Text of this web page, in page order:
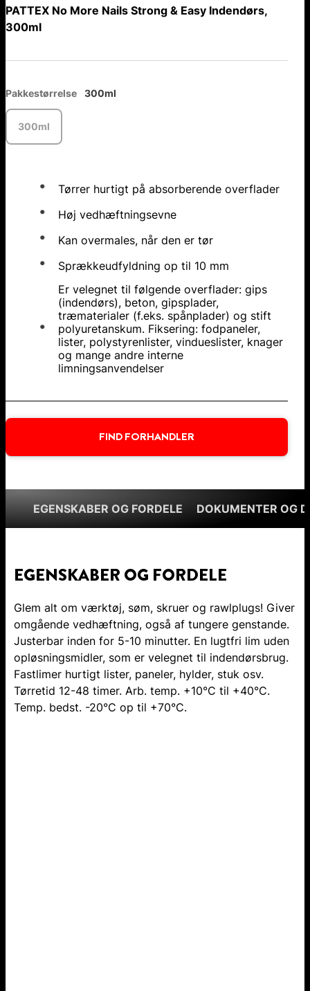
PATTEX No More Nails Strong & Easy Indendørs,
300ml
Pakkestørrelse 300ml
300ml
Tørrer hurtigt på absorberende overflader
Høj vedhæftningsevne
Kan overmales, når den er tør
Sprækkeudfyldning op til 10 mm
Er velegnet til følgende overflader: gips
(indendørs), beton, gipsplader,
træmaterialer (f.eks. spånplader) og stift
polyuretanskum. Fiksering: fodpaneler,
lister, polystyrenlister, vindueslister, knager
og mange andre interne
limningsanvendelser
FIND FORHANDLER
EGENSKABER OG FORDELE DOKUMENTER OG
EGENSKABER OG FORDELE
Glem alt om værktøj, søm, skruer og rawlplugs! Giver
omgående vedhæftning, også af tungere genstande.
Justerbar inden for 5-10 minutter. En lugtfri lim uden
opløsningsmidler, som er velegnet til indendørsbrug.
Fastlimer hurtigt lister, paneler, hylder, stuk osv.
Tørretid 12-48 timer. Arb. temp. +10°C til +40°C.
Temp. bedst. -20°C op til +70°C.